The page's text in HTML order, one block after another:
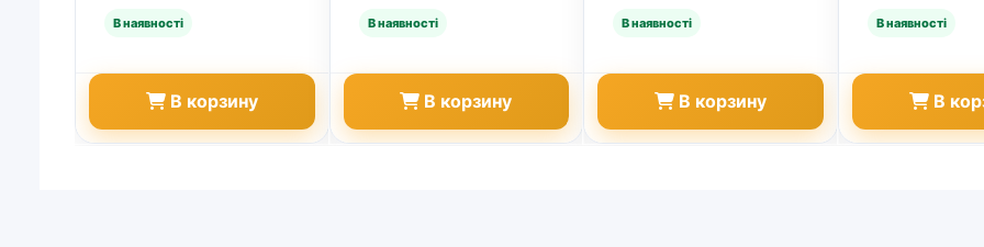
В корзину В корзину В корзину В